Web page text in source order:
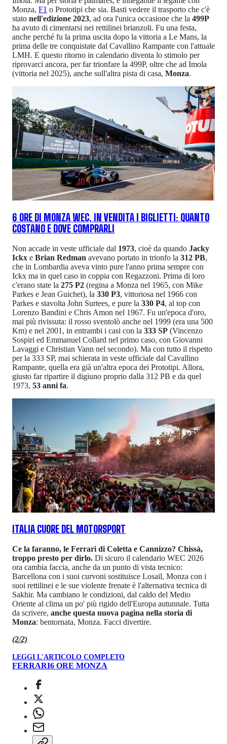
Monza, F1 o Prototipi che sia. Basti vedere il trasporto che c'è
stato nell'edizione 2023, ad ora l'unica occasione che la 499P
ha avuto di cimentarsi nei rettilinei brianzoli. Fu una festa,
anche perché fu la prima uscita dopo la vittoria a Le Mans, la
prima delle tre conquistate dal Cavallino Rampante con l'attuale
LMH. E questo ritorno in calendario diventa lo stimolo per
riprovarci ancora, per far trionfare la 499P, oltre che ad Imola
(vittoria nel 2025), anche sull'altra pista di casa, Monza.
6 ORE DI MONZA WEC, IN VENDITA I BIGLIETTI: QUANTO
COSTANO E DOVE COMPRARLI
Non accade in veste ufficiale dal 1973, cioè da quando Jacky
Ickx e Brian Redman avevano portato in trionfo la 312 PB,
che in Lombardia aveva vinto pure l'anno prima sempre con
Ickx ma in quel caso in coppia con Regazzoni. Prima di loro
c'erano state la 275 P2 (regina a Monza nel 1965, con Mike
Parkes e Jean Guichet), la 330 P3, vittoriosa nel 1966 con
Parkes e stavolta John Surtees, e pure la 330 P4, al top con
Lorenzo Bandini e Chris Amon nel 1967. Fu un'epoca d'oro,
mai più rivissuta: il rosso sventolò anche nel 1999 (era una 500
Km) e nel 2001, in entrambi i casi con la 333 SP (Vincenzo
Sospiri ed Emmanuel Collard nel primo caso, con Giovanni
Lavaggi e Christian Vann nel secondo). Ma con tutto il rispetto
per la 333 SP, mai schierata in veste ufficiale dal Cavallino
Rampante, quella era già un'altra epoca dei Prototipi. Allora,
giusto far ripartire il digiuno proprio dalla 312 PB e da quel
1973, 53 anni fa.
ITALIA CUORE DEL MOTORSPORT
Ce la faranno, le Ferrari di Coletta e Cannizzo? Chissà,
troppo presto per dirlo. Di sicuro il calendario WEC 2026
ora cambia faccia, anche da un punto di vista tecnico:
Barcellona con i suoi curvoni sostituisce Losail, Monza con i
suoi rettilinei e le sue violente frenate è l'alternativa tecnica di
Sakhir. Ma cambiano le condizioni, dal caldo del Medio
Oriente al clima un po' più rigido dell'Europa autunnale. Tutta
da scrivere, anche questa nuova pagina nella storia di
Monza: bentornata, Monza. Facci divertire.
(2/2)
LEGGI L'ARTICOLO COMPLETO
FERRARI6 ORE MONZA